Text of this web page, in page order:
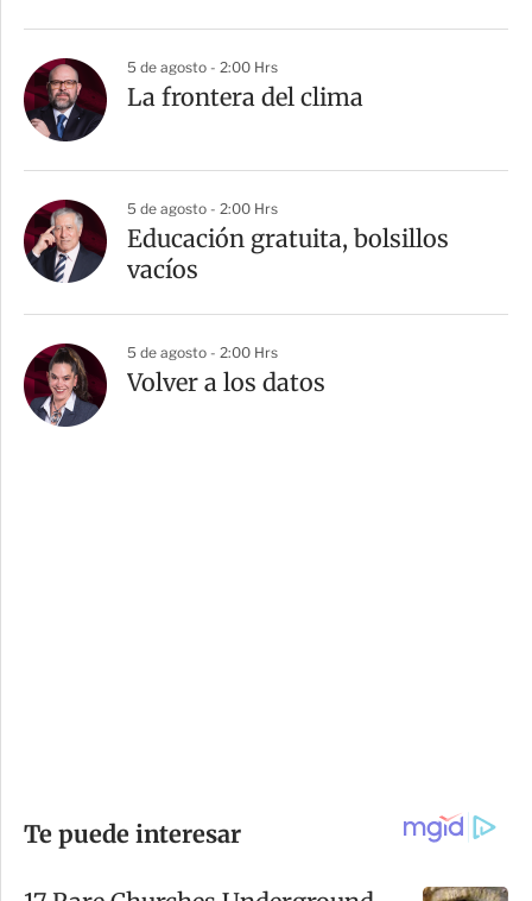
5 de agosto - 2:00 Hrs
La frontera del clima
5 de agosto - 2:00 Hrs
Educación gratuita, bolsillos
vacíos
5 de agosto - 2:00 Hrs
Volver a los datos